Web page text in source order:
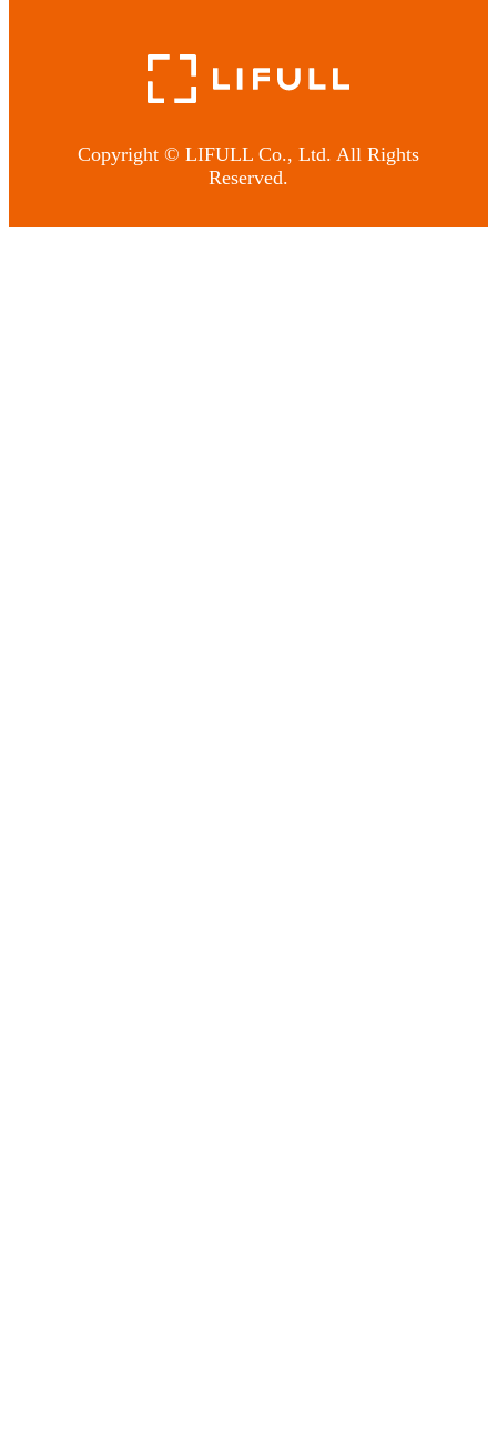
Copyright © LIFULL Co., Ltd. All Rights
Reserved.